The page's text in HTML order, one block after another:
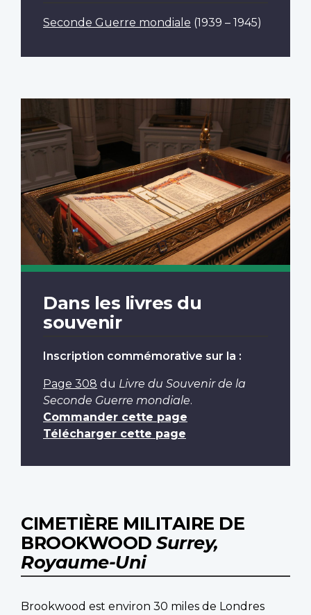
Seconde Guerre mondiale (1939 – 1945)
Dans les livres du
souvenir
Inscription commémorative sur la :
Page 308 du Livre du Souvenir de la
Seconde Guerre mondiale.
Commander cette page
Télécharger cette page
CIMETIÈRE MILITAIRE DE
BROOKWOOD Surrey,
Royaume-Uni
Brookwood est environ 30 miles de Londres